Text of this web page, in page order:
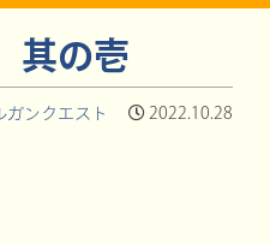
其の壱
ガンクエスト 2022.10.28